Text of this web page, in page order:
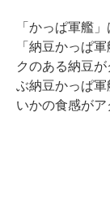
「かっぱ軍艦
「納豆かっぱ
クのある納豆
ぶ納豆かっぱ軍
いかの食感がア